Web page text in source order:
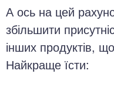
А ось на цей
збільшити
інших продуктів,
Найкраще їсти: